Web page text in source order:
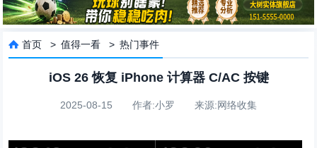
 首页 >值得一看 >热门事件
iOS 26 恢复 iPhone 计算器 C/AC 按键
2025-08-15 作者:小罗 来源:网络收集